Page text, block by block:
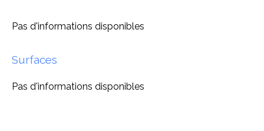
Pas d'informations disponibles
Surfaces
Pas d'informations disponibles